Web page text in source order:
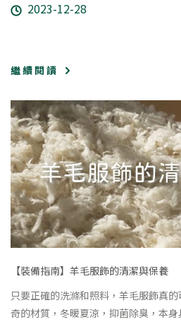
2023-12-28
繼 續 閱 讀
【裝備指南】羊毛服飾的清潔與保養
只要正確的洗滌和照料，羊毛服飾真
奇的材質，冬暖夏涼，抑菌除臭，本